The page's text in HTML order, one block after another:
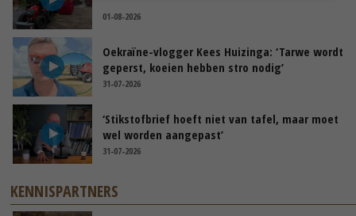
01-08-2026
Oekraïne-vlogger Kees Huizinga: ‘Tarwe wordt
geperst, koeien hebben stro nodig’
31-07-2026
‘Stikstofbrief hoeft niet van tafel, maar moet
wel worden aangepast’
31-07-2026
KENNISPARTNERS